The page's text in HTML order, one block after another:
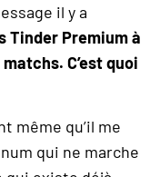
il y a
Tinder Premium à
C’est quoi
même qu’il me
qui ne marche